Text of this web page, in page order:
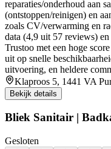
reparaties/onderhoud aan
(ontstoppen/reinigen) en
zoals CV/verwarming en
data (4,9 uit 57 reviews)
Trustoo met een hoge
uit op snelle
uitvoering, en heldere
Klaproos 5, 1441 VA
Bekijk details
Bliek Sanitair |
Gesloten